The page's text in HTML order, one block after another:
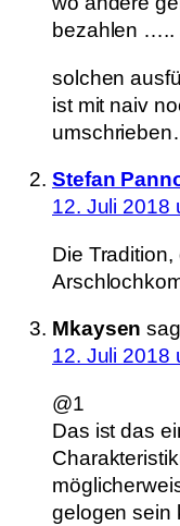
bezahlen
solchen
ist mit naiv
Stefan
12. Juli 2018
Die
Mkaysen
12. Juli 2018
@1
Das ist das
gelogen sein